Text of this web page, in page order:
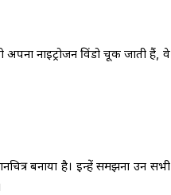
नाइट्रोजन विंडो चूक जाती हैं, वे
बनाया है। इन्हें समझना उन सभी